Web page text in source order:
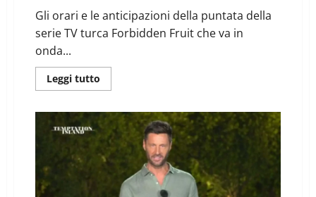
Gli orari e le anticipazioni della puntata della
serie TV turca Forbidden Fruit che va in
onda...
Leggi tutto